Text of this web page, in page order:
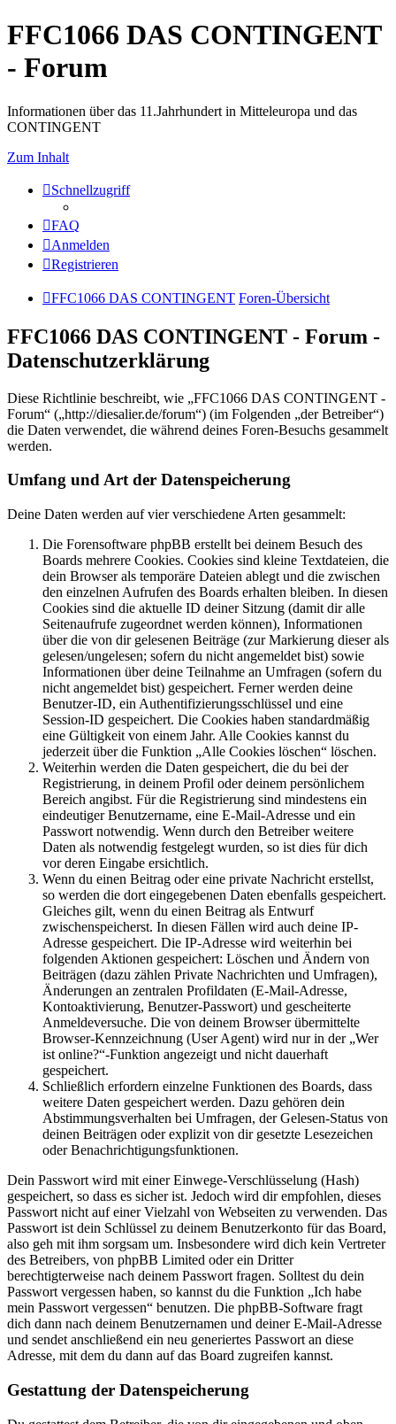
FFC1066 DAS CONTINGENT
- Forum
Informationen über das 11.Jahrhundert in Mitteleuropa und das
CONTINGENT
Zum Inhalt
Schnellzugriff
FAQ
Anmelden
Registrieren
FFC1066 DAS CONTINGENT Foren-Übersicht
FFC1066 DAS CONTINGENT - Forum -
Datenschutzerklärung
Diese Richtlinie beschreibt, wie „FFC1066 DAS CONTINGENT -
Forum“ („http://diesalier.de/forum“) (im Folgenden „der Betreiber“)
die Daten verwendet, die während deines Foren-Besuchs gesammelt
werden.
Umfang und Art der Datenspeicherung
Deine Daten werden auf vier verschiedene Arten gesammelt:
Die Forensoftware phpBB erstellt bei deinem Besuch des
Boards mehrere Cookies. Cookies sind kleine Textdateien, die
dein Browser als temporäre Dateien ablegt und die zwischen
den einzelnen Aufrufen des Boards erhalten bleiben. In diesen
Cookies sind die aktuelle ID deiner Sitzung (damit dir alle
Seitenaufrufe zugeordnet werden können), Informationen
über die von dir gelesenen Beiträge (zur Markierung dieser als
gelesen/ungelesen; sofern du nicht angemeldet bist) sowie
Informationen über deine Teilnahme an Umfragen (sofern du
nicht angemeldet bist) gespeichert. Ferner werden deine
Benutzer-ID, ein Authentifizierungsschlüssel und eine
Session-ID gespeichert. Die Cookies haben standardmäßig
eine Gültigkeit von einem Jahr. Alle Cookies kannst du
jederzeit über die Funktion „Alle Cookies löschen“ löschen.
Weiterhin werden die Daten gespeichert, die du bei der
Registrierung, in deinem Profil oder deinem persönlichem
Bereich angibst. Für die Registrierung sind mindestens ein
eindeutiger Benutzername, eine E-Mail-Adresse und ein
Passwort notwendig. Wenn durch den Betreiber weitere
Daten als notwendig festgelegt wurden, so ist dies für dich
vor deren Eingabe ersichtlich.
Wenn du einen Beitrag oder eine private Nachricht erstellst,
so werden die dort eingegebenen Daten ebenfalls gespeichert.
Gleiches gilt, wenn du einen Beitrag als Entwurf
zwischenspeicherst. In diesen Fällen wird auch deine IP-
Adresse gespeichert. Die IP-Adresse wird weiterhin bei
folgenden Aktionen gespeichert: Löschen und Ändern von
Beiträgen (dazu zählen Private Nachrichten und Umfragen),
Änderungen an zentralen Profildaten (E-Mail-Adresse,
Kontoaktivierung, Benutzer-Passwort) und gescheiterte
Anmeldeversuche. Die von deinem Browser übermittelte
Browser-Kennzeichnung (User Agent) wird nur in der „Wer
ist online?“-Funktion angezeigt und nicht dauerhaft
gespeichert.
Schließlich erfordern einzelne Funktionen des Boards, dass
weitere Daten gespeichert werden. Dazu gehören dein
Abstimmungsverhalten bei Umfragen, der Gelesen-Status von
deinen Beiträgen oder explizit von dir gesetzte Lesezeichen
oder Benachrichtigungsfunktionen.
Dein Passwort wird mit einer Einwege-Verschlüsselung (Hash)
gespeichert, so dass es sicher ist. Jedoch wird dir empfohlen, dieses
Passwort nicht auf einer Vielzahl von Webseiten zu verwenden. Das
Passwort ist dein Schlüssel zu deinem Benutzerkonto für das Board,
also geh mit ihm sorgsam um. Insbesondere wird dich kein Vertreter
des Betreibers, von phpBB Limited oder ein Dritter
berechtigterweise nach deinem Passwort fragen. Solltest du dein
Passwort vergessen haben, so kannst du die Funktion „Ich habe
mein Passwort vergessen“ benutzen. Die phpBB-Software fragt
dich dann nach deinem Benutzernamen und deiner E-Mail-Adresse
und sendet anschließend ein neu generiertes Passwort an diese
Adresse, mit dem du dann auf das Board zugreifen kannst.
Gestattung der Datenspeicherung